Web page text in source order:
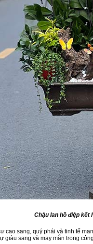
Chậu lan hồ điệp kết
cao sang, quý phái và tinh tế
giàu sang và may mắn trong